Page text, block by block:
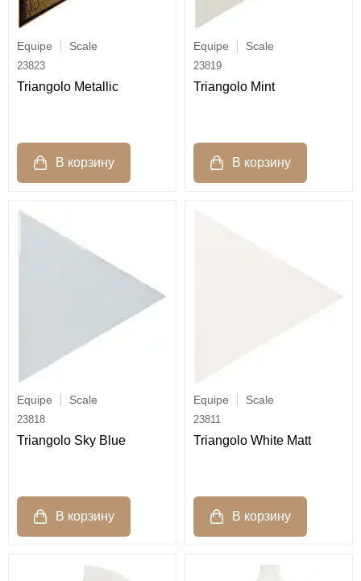
Equipe Scale
23823
Triangolo Metallic
Equipe Scale
23819
Triangolo Mint
Equipe Scale
23818
Triangolo Sky Blue
Equipe Scale
23811
Triangolo White Matt